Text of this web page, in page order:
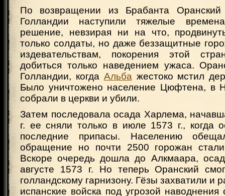
По возвращении из Брабанта
Голландии наступили тяжелые
решение, невзирая ни на что,
только солдаты, но даже беззащитные
издевательствам, покорения этой
добиться только наведением ужаса.
Голландии, когда Альба жестоко мстил
Было уничтожено население Цюфтена, в
собрали в церкви и убили.
Затем последовала осада Харлема,
г. ее сняли только в июле 1573 г., когда
последние припасы. Населению
обращение но почти 2500 горожан
Вскоре очередь дошла до Алкмаара,
августе 1573 г. Но теперь Оранский
голландскому гарнизону. Гёзы захватили и
испанские войска под угрозой наводнения